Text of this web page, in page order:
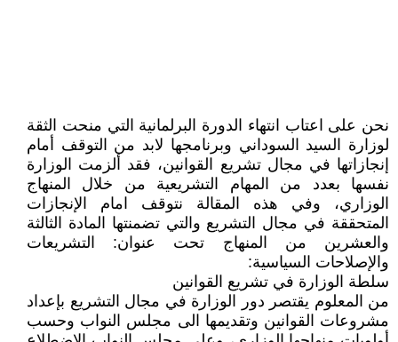
نحن على اعتاب انتهاء الدورة البرلمانية التي منحت الثقة
لوزارة السيد السوداني وبرنامجها لابد من التوقف أمام
إنجازاتها في مجال تشريع القوانين، فقد ألزمت الوزارة
نفسها بعدد من المهام التشريعية من خلال المنهاج
الوزاري، وفي هذه المقالة نتوقف امام الإنجازات
المتحققة في مجال التشريع والتي تضمنتها المادة الثالثة
والعشرين من المنهاج تحت عنوان: التشريعات
والإصلاحات السياسية:
سلطة الوزارة في تشريع القوانين
من المعلوم يقتصر دور الوزارة في مجال التشريع بإعداد
مشروعات القوانين وتقديمها الى مجلس النواب وحسب